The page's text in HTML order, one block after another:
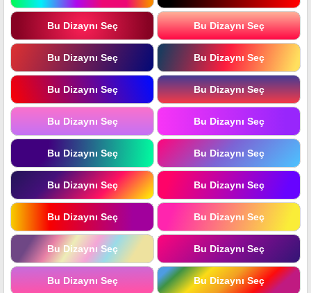
Bu Dizaynı Seç Bu Dizaynı Seç
Bu Dizaynı Seç Bu Dizaynı Seç
Bu Dizaynı Seç Bu Dizaynı Seç
Bu Dizaynı Seç Bu Dizaynı Seç
Bu Dizaynı Seç Bu Dizaynı Seç
Bu Dizaynı Seç Bu Dizaynı Seç
Bu Dizaynı Seç Bu Dizaynı Seç
Bu Dizaynı Seç Bu Dizaynı Seç
Bu Dizaynı Seç Bu Dizaynı Seç